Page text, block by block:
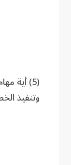
(5) أية
وتنفيذ